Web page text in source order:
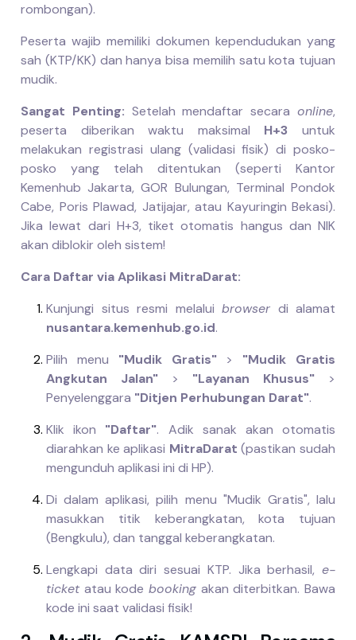
rombongan).
Peserta wajib memiliki dokumen kependudukan yang
sah (KTP/KK) dan hanya bisa memilih satu kota tujuan
mudik.
Sangat Penting: Setelah mendaftar secaraonline,
peserta diberikan waktu maksimal H+3 untuk
melakukan registrasi ulang (validasi fisik) di posko-
posko yang telah ditentukan (seperti Kantor
Kemenhub Jakarta, GOR Bulungan, Terminal Pondok
Cabe, Poris Plawad, Jatijajar, atau Kayuringin Bekasi).
Jika lewat dari H+3, tiket otomatis hangus dan NIK
akan diblokir oleh sistem!
Cara Daftar via Aplikasi MitraDarat:
Kunjungi situs resmi melalui browser di alamat
nusantara.kemenhub.go.id.
Pilih menu "Mudik Gratis"> "Mudik Gratis
Angkutan Jalan" > "Layanan Khusus" >
Penyelenggara "Ditjen Perhubungan Darat".
Klik ikon "Daftar". Adik sanak akan otomatis
diarahkan ke aplikasi MitraDarat (pastikan sudah
mengunduh aplikasi ini di HP).
Di dalam aplikasi, pilih menu "Mudik Gratis", lalu
masukkan titik keberangkatan, kota tujuan
(Bengkulu), dan tanggal keberangkatan.
Lengkapi data diri sesuai KTP. Jika berhasil, e-
ticket atau kode booking akan diterbitkan. Bawa
kode ini saat validasi fisik!